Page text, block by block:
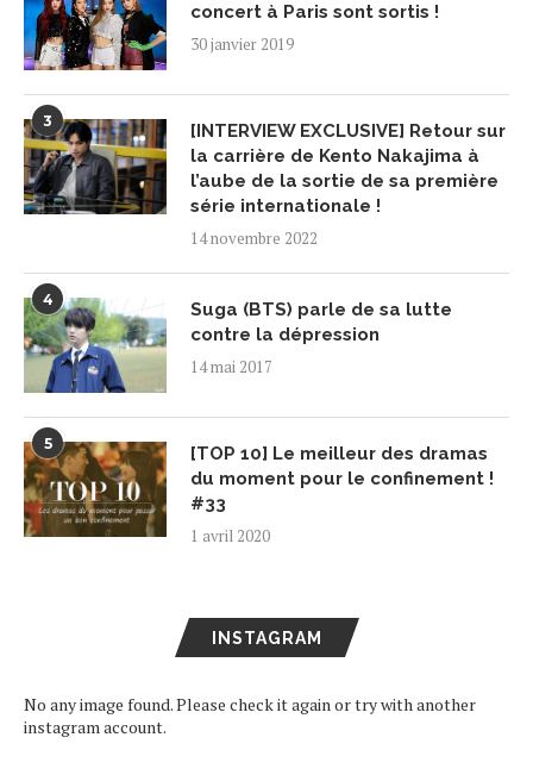
concert à Paris sont sortis !
30 janvier 2019
3
[INTERVIEW EXCLUSIVE] Retour sur
la carrière de Kento Nakajima à
l’aube de la sortie de sa première
série internationale !
14 novembre 2022
4
Suga (BTS) parle de sa lutte
contre la dépression
14 mai 2017
5
[TOP 10] Le meilleur des dramas
du moment pour le confinement !
#33
1 avril 2020
INSTAGRAM
No any image found. Please check it again or try with another
instagram account.